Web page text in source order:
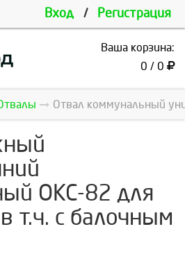
Вход / Регистрация
Ваша корзина:
0 / 0
Отвал коммунальный
ОКС-82 для
т.ч. с балочным